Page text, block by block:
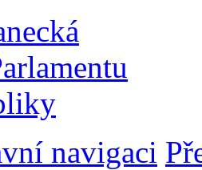
navigaci